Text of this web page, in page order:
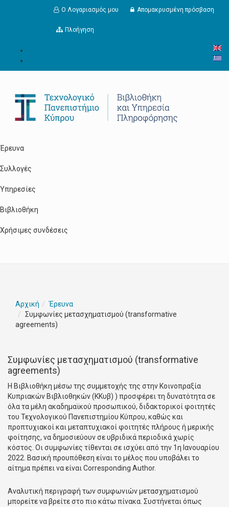
Παράκαμψη προς το κυρίως περιεχόμενο
Ο Λογαριασμός μου Απομακρυσμένη πρόσβαση
Πλοήγηση
Έρευνα
Συλλογές
Υπηρεσίες
Βιβλιοθήκη
Χρήσιμες συνδέσεις
Αρχική
Έρευνα
Συμφωνίες μετασχηματισμού (transformative
agreements)
Συμφωνίες μετασχηματισμού (transformative
agreements)
Η Βιβλιοθήκη μέσω της συμμετοχής της στην Κοινοπραξία
Κυπριακών Bιβλιοθηκών (ΚΚυβ) ) προσφέρει τη δυνατότητα σε
όλα τα μέλη ακαδημαϊκού προσωπικού, διδακτορικοί φοιτητές
του Τεχνολογικού Πανεπιστημίου Κύπρου, καθώς και
προπτυχιακοί και μεταπτυχιακοί φοιτητές πλήρους ή μερικής
φοίτησης, να δημοσιεύουν σε υβριδικά περιοδικά χωρίς
κόστος. Οι συμφωνίες τίθενται σε ισχύει από την 1η Ιανουαρίου
2022. Βασική προυπόθεση είναι το μέλος που υποβάλει το
αίτημα πρέπει να είναι Corresponding Author.
Αναλυτική περιγραφή των συμφωνιών μετασχηματισμού
μπορείτε να βρείτε στο πιο κάτω πίνακα. Συστήνεται όπως